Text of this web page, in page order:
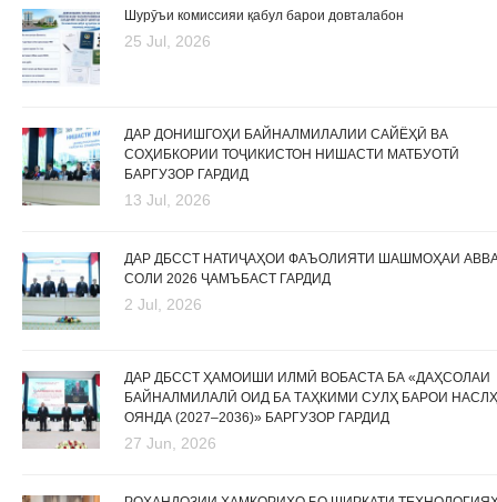
Шурӯъи комиссияи қабул барои довталабон
25 Jul, 2026
ДАР ДОНИШГОҲИ БАЙНАЛМИЛАЛИИ САЙЁҲӢ ВА
СОҲИБКОРИИ ТОҶИКИСТОН НИШАСТИ МАТБУОТӢ
БАРГУЗОР ГАРДИД
13 Jul, 2026
ДАР ДБССТ НАТИҶАҲОИ ФАЪОЛИЯТИ ШАШМОҲАИ
СОЛИ 2026 ҶАМЪБАСТ ГАРДИД
2 Jul, 2026
ДАР ДБССТ ҲАМОИШИ ИЛМӢ ВОБАСТА БА «ДАҲСОЛАИ
БАЙНАЛМИЛАЛӢ ОИД БА ТАҲКИМИ СУЛҲ БАРОИ
ОЯНДА (2027–2036)» БАРГУЗОР ГАРДИД
27 Jun, 2026